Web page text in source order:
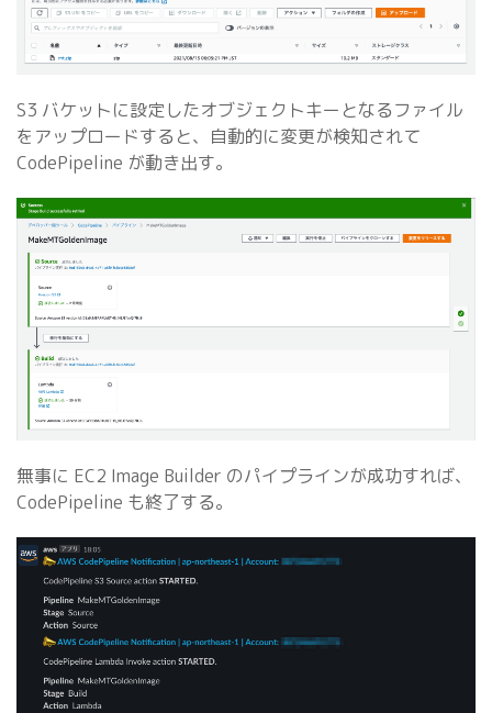
S3 バケットに設定したオブジェクトキーとなるファイル
をアップロードすると、自動的に変更が検知されて
CodePipeline が動き出す。
無事に EC2 Image Builder のパイプラインが成功すれば、
CodePipeline も終了する。